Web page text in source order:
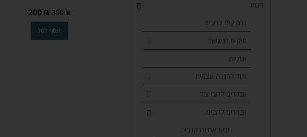
350 ₪
200 ₪
הוסף לסל
חנות
נרתיקים לרובים
תיקים לנשיאה
אוזניות
ציוד להגנה עצמית
אביזרים לרובי ציד
אביזרים לרובים
ידית אחיזה קדמית